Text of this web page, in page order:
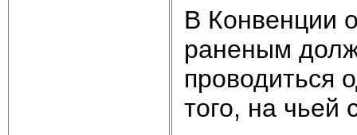
В Конвенции
раненым
проводиться
того, на чьей